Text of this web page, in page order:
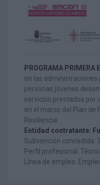
PROGRAMA PRIMERA
en las administraciones
personas jóvenes
servicios prestados por
en el marco del Plan de
Resiliencia
Entidad contratante:
Subvención concedida:
Perfil profesional:
Línea de empleo: